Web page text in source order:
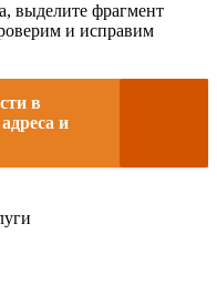
выделите фрагмент
и исправим
в
и